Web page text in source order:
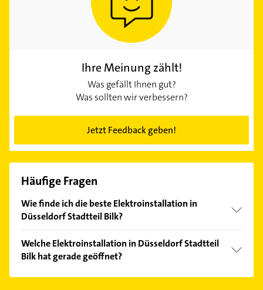
Ihre Meinung zählt!
Was gefällt Ihnen gut?
Was sollten wir verbessern?
Jetzt Feedback geben!
Häufige Fragen
Wie finde ich die beste Elektroinstallation in
Düsseldorf Stadtteil Bilk?
Kundenmeinungen und profitieren Sie von den
Empfehlungen. Die Suchergebnisse können Sie sich
einfach nachBewertungensortiert anzeigen lassen.
Welche Elektroinstallation in Düsseldorf Stadtteil
Bilk hat gerade geöffnet?
Im Anbieter-Bereich finden Sie alleÖffnungszeiten.